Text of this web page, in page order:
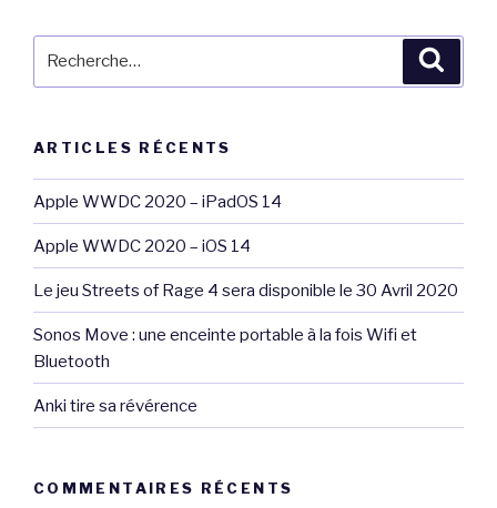
ARTICLES RÉCENTS
Apple WWDC 2020 – iPadOS 14
Apple WWDC 2020 – iOS 14
Le jeu Streets of Rage 4 sera disponible le 30 Avril 2020
Sonos Move : une enceinte portable à la fois Wifi et
Bluetooth
Anki tire sa révérence
COMMENTAIRES RÉCENTS